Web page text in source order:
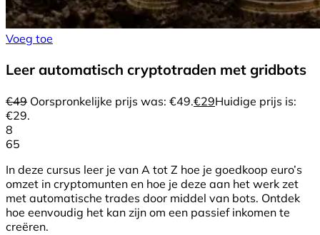
Voeg toe
Leer automatisch cryptotraden met gridbots
€49 Oorspronkelijke prijs was: €49.€29Huidige prijs is:
€29.
8
65
In deze cursus leer je van A tot Z hoe je goedkoop euro’s
omzet in cryptomunten en hoe je deze aan het werk zet
met automatische trades door middel van bots. Ontdek
hoe eenvoudig het kan zijn om een passief inkomen te
creëren.